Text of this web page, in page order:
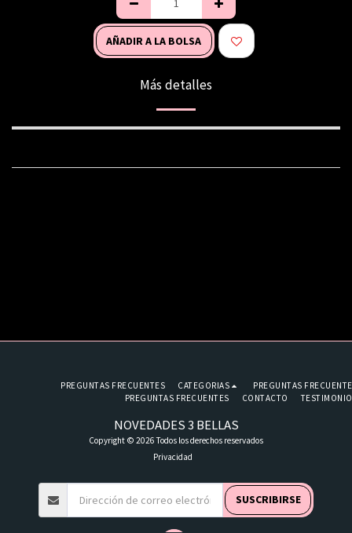
AÑADIR A LA BOLSA
Más detalles
NOVEDADES 3 BELLAS
Copyright © 2026 Todos los derechos reservados
Privacidad
PREGUNTAS FRECUENTES CATEGORIAS
PREGUNTAS
PREGUNTAS FRECUENTES
CONTACTO
SUSCRIBIRSE